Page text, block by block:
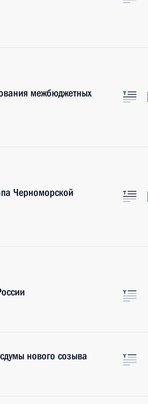
межбюджетных
Черноморской
нового созыва